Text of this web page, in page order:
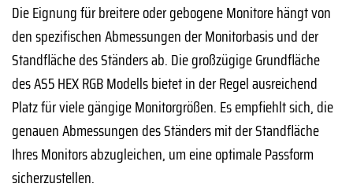
Die Eignung für breitere oder gebogene Monitore hängt von
den spezifischen Abmessungen der Monitorbasis und der
Standfläche des Ständers ab. Die großzügige Grundfläche
des AS5 HEX RGB Modells bietet in der Regel ausreichend
Platz für viele gängige Monitorgrößen. Es empfiehlt sich, die
genauen Abmessungen des Ständers mit der Standfläche
Ihres Monitors abzugleichen, um eine optimale Passform
sicherzustellen.